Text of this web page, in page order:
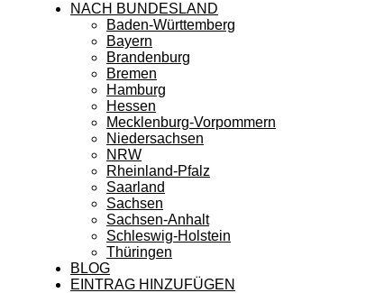
NACH BUNDESLAND
Baden-Württemberg
Bayern
Brandenburg
Bremen
Hamburg
Hessen
Mecklenburg-Vorpommern
Niedersachsen
NRW
Rheinland-Pfalz
Saarland
Sachsen
Sachsen-Anhalt
Schleswig-Holstein
Thüringen
BLOG
EINTRAG HINZUFÜGEN